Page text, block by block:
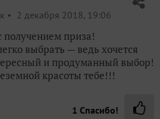
2 декабря 2018, 19:06
получением приза!
выбрать — ведь хочется
и продуманный выбор!
красоты тебе!!!
1 Спасибо!